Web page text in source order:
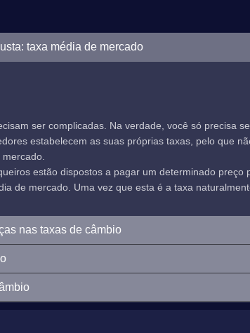
taxa média de mercado
ser complicadas. Na verdade, você só precisa
estabelecem as suas próprias taxas, pelo que
estão dispostos a pagar um determinado
de mercado. Uma vez que esta é a taxa
nas taxas de câmbio